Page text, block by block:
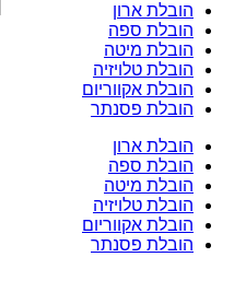
הובלת ארון
הובלת ספה
הובלת מיטה
הובלת טלויזיה
הובלת אקווריום
הובלת פסנתר
הובלת ארון
הובלת ספה
הובלת מיטה
הובלת טלויזיה
הובלת אקווריום
הובלת פסנתר